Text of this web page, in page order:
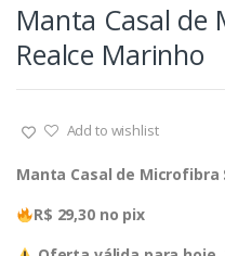
Manta Casal de
Realce Marinho
Add to wishlist
Manta Casal de Microfibra
R$ 29,30 no pix